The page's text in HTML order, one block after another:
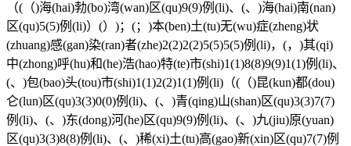
（(（)海(hai)勃(bo)湾(wan)区(qu)9(9)例(li)、(、)海(hai)南(nan)
区(qu)5(5)例(li)）(）)；(；)本(ben)土(tu)无(wu)症(zheng)状
(zhuang)感(gan)染(ran)者(zhe)2(2)2(2)5(5)5(5)例(li)，(，)其(qi)
中(zhong)呼(hu)和(he)浩(hao)特(te)市(shi)1(1)8(8)9(9)1(1)例(li)、
(、)包(bao)头(tou)市(shi)1(1)2(2)1(1)例(li)（(（)昆(kun)都(dou)
仑(lun)区(qu)3(3)0(0)例(li)、(、)青(qing)山(shan)区(qu)3(3)7(7)
例(li)、(、)东(dong)河(he)区(qu)9(9)例(li)、(、)九(jiu)原(yuan)
区(qu)3(3)8(8)例(li)、(、)稀(xi)土(tu)高(gao)新(xin)区(qu)7(7)例